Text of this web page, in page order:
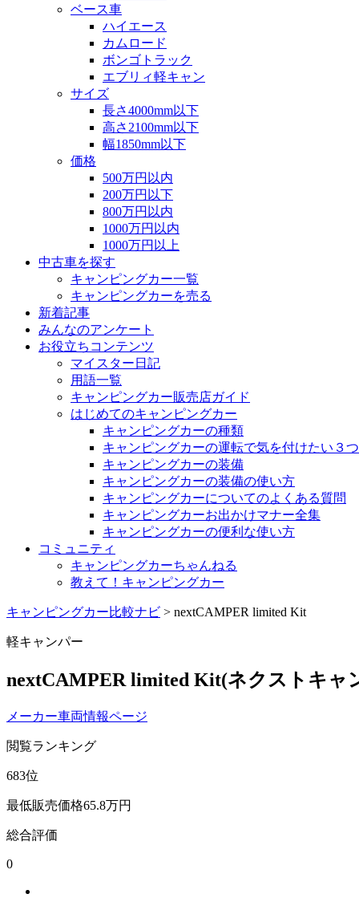
ベース車
ハイエース
カムロード
ボンゴトラック
エブリィ軽キャン
サイズ
長さ4000mm以下
高さ2100mm以下
幅1850mm以下
価格
500万円以内
200万円以下
800万円以内
1000万円以内
1000万円以上
中古車を探す
キャンピングカー一覧
キャンピングカーを売る
新着記事
みんなのアンケート
お役立ちコンテンツ
マイスター日記
用語一覧
キャンピングカー販売店ガイド
はじめてのキャンピングカー
キャンピングカーの種類
キャンピングカーの運転で気を付けたい３
キャンピングカーの装備
キャンピングカーの装備の使い方
キャンピングカーについてのよくある質問
キャンピングカーお出かけマナー全集
キャンピングカーの便利な使い方
コミュニティ
キャンピングカーちゃんねる
教えて！キャンピングカー
キャンピングカー比較ナビ > nextCAMPER limited Kit
軽キャンパー
nextCAMPER limited Kit(ネクストキャ
メーカー車両情報ページ
閲覧ランキング
683位
最低販売価格65.8万円
総合評価
0